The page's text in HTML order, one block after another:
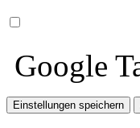
Google
Einstellungen speichern